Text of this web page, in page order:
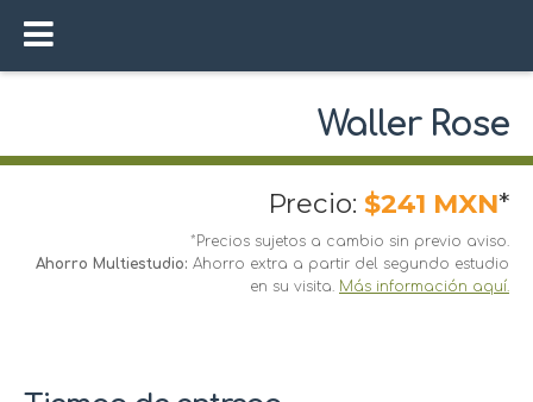
Waller Rose
Precio: $241 MXN*
*Precios sujetos a cambio sin previo aviso.
Ahorro Multiestudio: Ahorro extra a partir del segundo estudio
en su visita. Más información aquí.